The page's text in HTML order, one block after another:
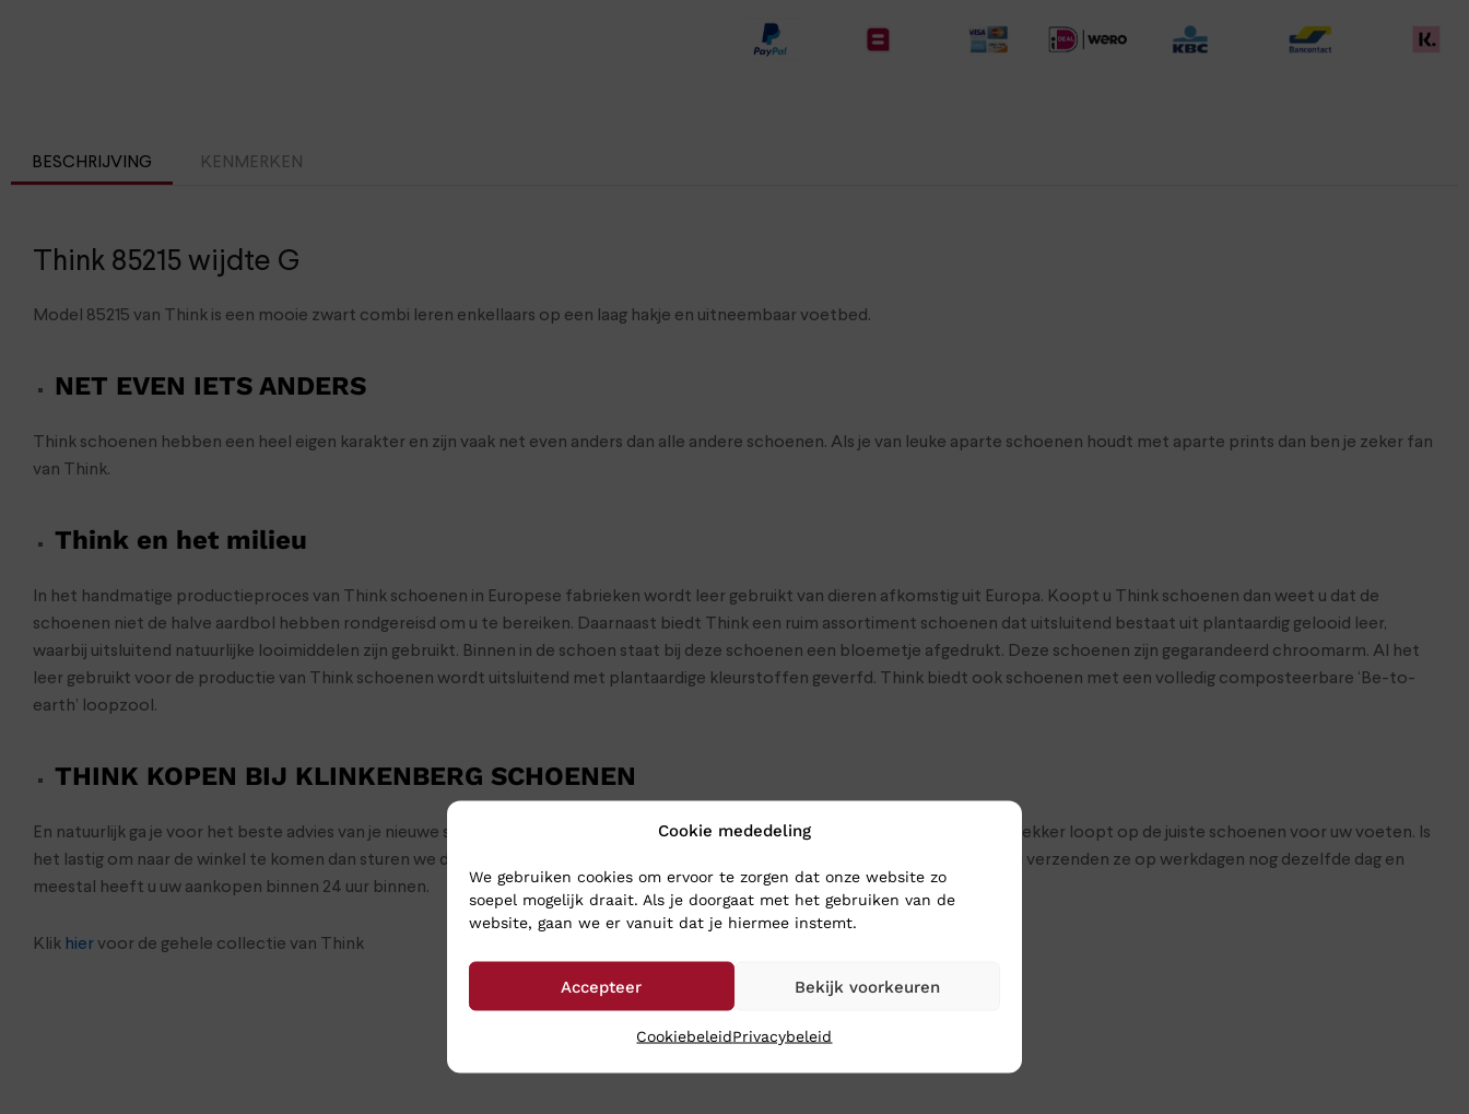
Cookie mededeling
We gebruiken cookies om ervoor te zorgen dat onze website zo
soepel mogelijk draait. Als je doorgaat met het gebruiken van de
website, gaan we er vanuit dat je hiermee instemt.
Accepteer Bekijk voorkeuren
CookiebeleidPrivacybeleid
BESCHRIJVING KENMERKEN
Think 85215 wijdte G
Model 85215 van Think is een mooie zwart combi leren enkellaars op een laag hakje en uitneembaar voetbed.
NET EVEN IETS ANDERS
Think schoenen hebben een heel eigen karakter en zijn vaak net even anders dan alle andere schoenen. Als je van leuke aparte schoenen houdt met aparte prints dan ben je zeker fan
van Think.
Think en het milieu
In het handmatige productieproces van Think schoenen in Europese fabrieken wordt leer gebruikt van dieren afkomstig uit Europa. Koopt u Think schoenen dan weet u dat de
schoenen niet de halve aardbol hebben rondgereisd om u te bereiken. Daarnaast biedt Think een ruim assortiment schoenen dat uitsluitend bestaat uit plantaardig gelooid leer,
waarbij uitsluitend natuurlijke looimiddelen zijn gebruikt. Binnen in de schoen staat bij deze schoenen een bloemetje afgedrukt. Deze schoenen zijn gegarandeerd chroomarm. Al het
leer gebruikt voor de productie van Think schoenen wordt uitsluitend met plantaardige kleurstoffen geverfd. Think biedt ook schoenen met een volledig composteerbare ‘Be-to-
earth’ loopzool.
THINK KOPEN BIJ KLINKENBERG SCHOENEN
En natuurlijk ga je voor het beste advies van je nieuwe schoenen naar Klinkenberg Schoenen in Geldrop. Dan weet je zeker dat je lekker loopt op de juiste schoenen voor uw voeten. Is
het lastig om naar de winkel te komen dan sturen we de schoenen toch gewoon naar je op: bestel ze online in onze webshop. Wij verzenden ze op werkdagen nog dezelfde dag en
meestal heeft u uw aankopen binnen 24 uur binnen.
Klik hiervoor de gehele collectie van Think